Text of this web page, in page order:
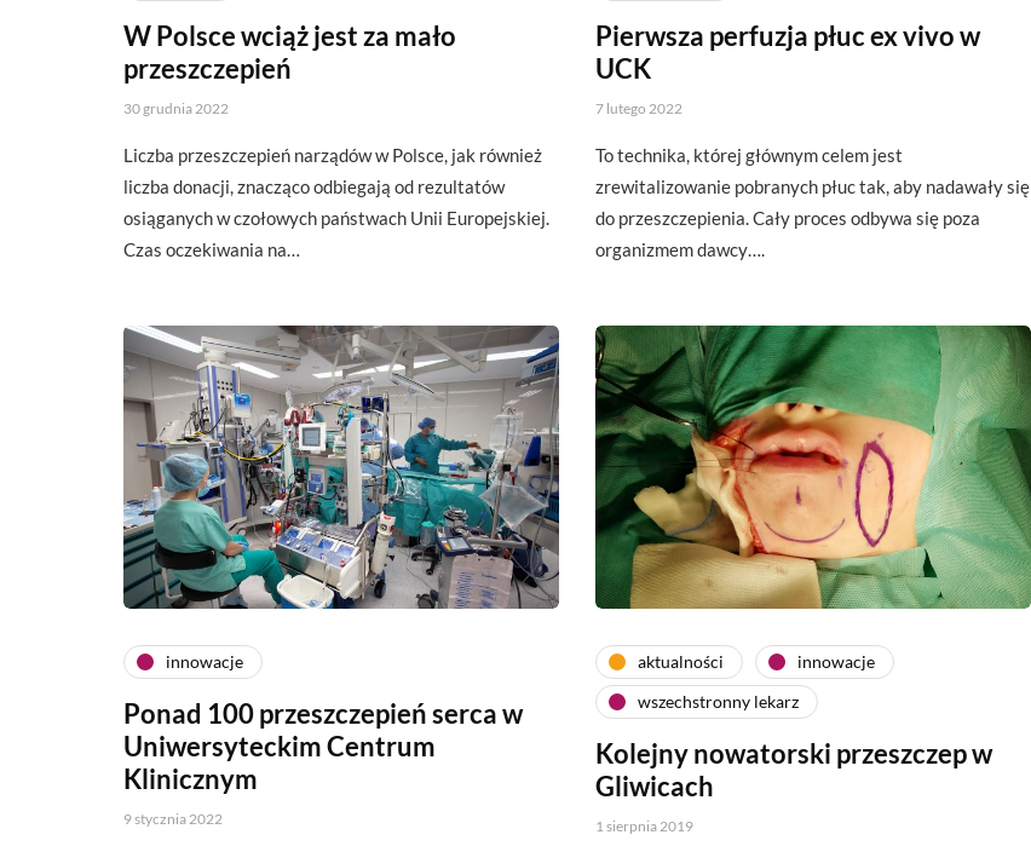
W Polsce wciąż jest za mało
przeszczepień
30 grudnia 2022
Liczba przeszczepień narządów w Polsce, jak również
liczba donacji, znacząco odbiegają od rezultatów
osiąganych w czołowych państwach Unii Europejskiej.
Czas oczekiwania na…
Pierwsza perfuzja płuc ex vivo w
UCK
7 lutego 2022
To technika, której głównym celem jest
zrewitalizowanie pobranych płuc tak, aby nadawały się
do przeszczepienia. Cały proces odbywa się poza
organizmem dawcy….
innowacje
Ponad 100 przeszczepień serca w
Uniwersyteckim Centrum
Klinicznym
9 stycznia 2022
aktualności
innowacje
wszechstronny lekarz
Kolejny nowatorski przeszczep w
Gliwicach
1 sierpnia 2019